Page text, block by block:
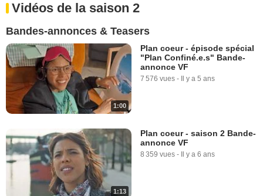
Vidéos de la saison 2
Bandes-annonces & Teasers
1:00
Plan coeur - épisode spécial
"Plan Confiné.e.s" Bande-
annonce VF
7 576 vues - Il y a 5 ans
1:13
Plan coeur - saison 2 Bande-
annonce VF
8 359 vues - Il y a 6 ans